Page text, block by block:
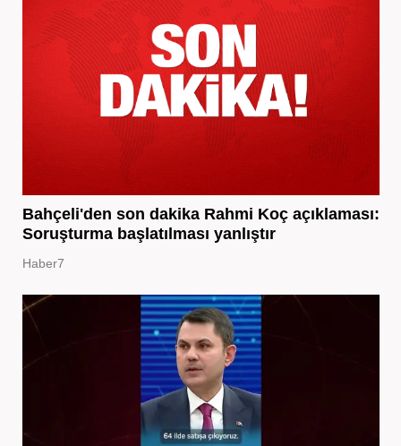
Bahçeli'den son dakika Rahmi Koç açıklaması:
Soruşturma başlatılması yanlıştır
Haber7